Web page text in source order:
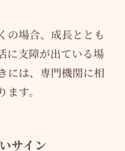
の場合、成長ととも
に支障が出ている場
には、専門機関に相
す。
サイン